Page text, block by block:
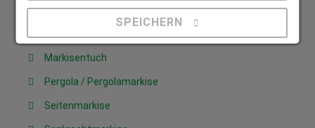
Kassettenmarkise
Markisentuch
Pergola / Pergolamarkise
Seitenmarkise
SPEICHERN
Impressum